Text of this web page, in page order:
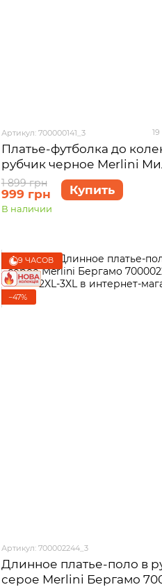
Артикул: 700000141_3 19
Платье-футболка до
рубчик черное Merlini
700000141 размер 50-52
1 899 грн
999 грн Купить
В наличии
9 ЧАСОВ
−47%
Артикул: 700002244_3
Длинное платье-поло в
серое Merlini Бергамо